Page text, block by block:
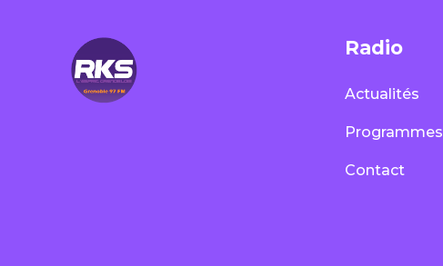
Radio
Actualités
Programmes
Contact